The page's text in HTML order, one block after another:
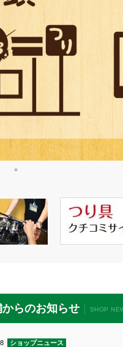
らのお知らせ SHOP
ショップニュース